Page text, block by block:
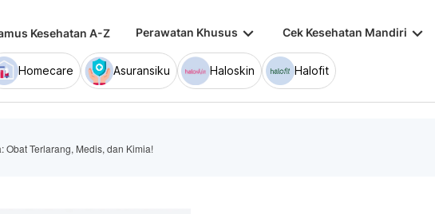
Kesehatan A-Z Perawatan Khusus keyboard_arrow_down Cek Kesehatan Mandiri keyboard_arrow_down
Homecare Asuransiku Haloskin Halofit
Obat Terlarang, Medis, dan Kimia!